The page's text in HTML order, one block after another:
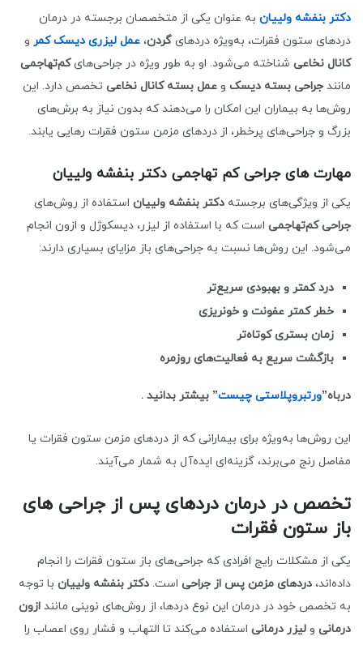
دکتر بنفشه ولییان به عنوان یکی از متخصصان برجسته در درمان
دردهای ستون فقرات، به‌ویژه دردهای گردن، عمل لیزری دیسک کمر و
کانال نخاعی شناخته می‌شود. او به طور ویژه در جراحی‌هایکم‌تهاجمی
مانند جراحی بسته دیسک و عمل بسته کانال نخاعی تخصص دارد. این
روش‌ها به بیماران این امکان را می‌دهند که بدون نیاز به برش‌های
بزرگ و جراحی‌های پرخطر، از دردهای مزمن ستون فقرات رهایی یابند.
مهارت های جراحی کم تهاجمی دکتر بنفشه ولییان
یکی از ویژگی‌های برجسته دکتر بنفشه ولییان استفاده از روش‌های
جراحی کم‌تهاجمی است که با استفاده از لیزر، دیسکوژل و ازون انجام
می‌شود. این روش‌ها نسبت به جراحی‌های باز مزایای بسیاری دارند:
درد کمتر و بهبودی سریع‌تر
خطر کمتر عفونت و خونریزی
زمان بستری کوتاه‌تر
بازگشت سریع به فعالیت‌های روزمره
درباه”ورتبروپلاستی چیست” بیشتر بدانید .
این روش‌ها به‌ویژه برای بیمارانی که از دردهای مزمن ستون فقرات یا
مفاصل رنج می‌برند، گزینه‌ای ایده‌آل به شمار می‌آیند.
تخصص در درمان دردهای پس از جراحی های
باز ستون فقرات
یکی از مشکلات رایج افرادی که جراحی‌های باز ستون فقرات را انجام
داده‌اند، دردهای مزمن پس از جراحی است. دکتر بنفشه ولییان با توجه
به تخصص خود در درمان این نوع دردها، از روش‌های نوینی مانند ازون
درمانی و لیزر درمانی استفاده می‌کند تا التهاب و فشار روی اعصاب را